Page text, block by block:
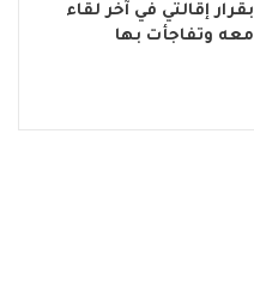
بقرار إقالتي في آخر لقاء
معه وتفاجأت بها